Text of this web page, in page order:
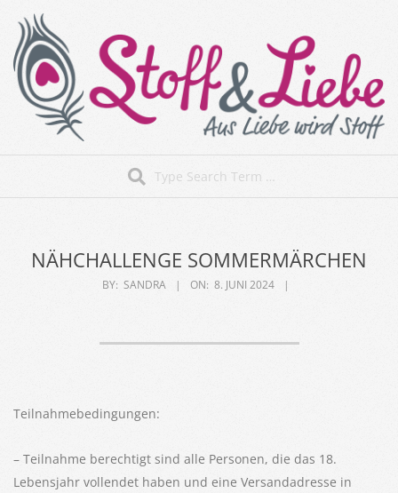
content
Stoff&Liebe
MenuNÄHCHALLENGE SOMMERMÄRCHEN
BY: SANDRA ON: 8. JUNI 2024
Teilnahmebedingungen:
– Teilnahme berechtigt sind alle Personen, die das 18.
Lebensjahr vollendet haben und eine Versandadresse in